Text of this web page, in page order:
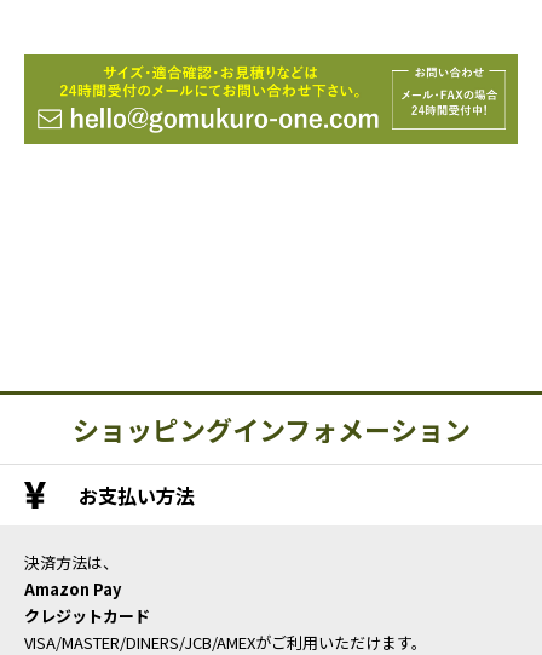
ショッピングインフォメーション
お支払い方法
決済方法は、
Amazon Pay
クレジットカード
VISA/MASTER/DINERS/JCB/AMEXがご利用いただけます。